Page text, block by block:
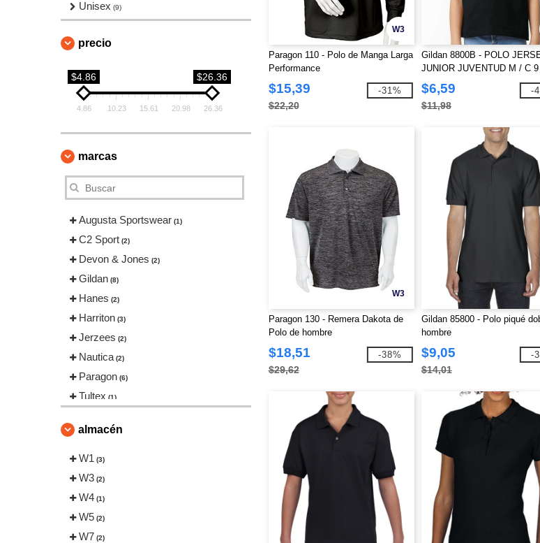
Unisex (9)
precio
$4.86 $26.36
4.86 10.23 15.61 20.98 26.36
marcas
Augusta Sportswear (1)
C2 Sport (2)
Devon & Jones (2)
Gildan (8)
Hanes (2)
Harriton (3)
Jerzees (2)
Nautica (2)
Paragon (6)
Tultex (1)
almacén
W1 (3)
W3 (2)
W4 (1)
W5 (2)
W7 (2)
W3
Paragon 110 - Polo de Manga Larga
Performance
$15,39
$22,20
-31%
Gildan 8800B - POLO
JUNIOR JUVENTUD M / C
$6,59
$11,98
-
W3
Paragon 130 - Remera Dakota de
Polo de hombre
$18,51
$29,62
-38%
Gildan 85800 - Polo piqué
hombre
$9,05
$14,01
-